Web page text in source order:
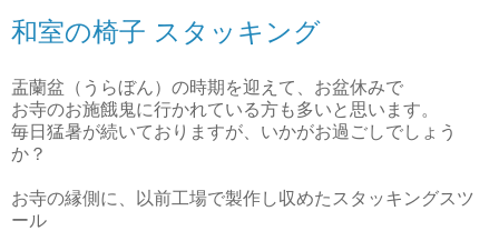
和室の椅子 スタッキング
盂蘭盆（うらぼん）の時期を迎えて、お盆休みで
お寺のお施餓鬼に行かれている方も多いと思います。
毎日猛暑が続いておりますが、いかがお過ごしでしょう
か？
お寺の縁側に、以前工場で製作し収めたスタッキングスツ
ール